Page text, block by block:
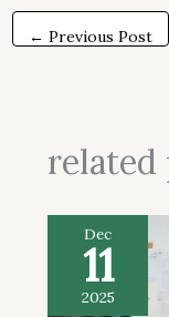
← Previous Post
related
Dec
11
2025